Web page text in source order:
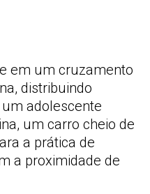
em um cruzamento
distribuindo
adolescente
um carro cheio de
a prática de
a proximidade de